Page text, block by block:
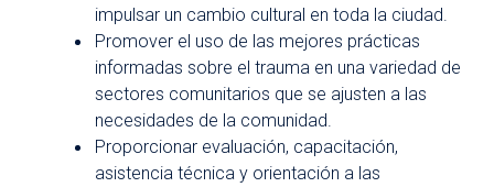
impulsar un cambio cultural en toda la ciudad.
Promover el uso de las mejores prácticas
informadas sobre el trauma en una variedad de
sectores comunitarios que se ajusten a las
necesidades de la comunidad.
Proporcionar evaluación, capacitación,
asistencia técnica y orientación a las